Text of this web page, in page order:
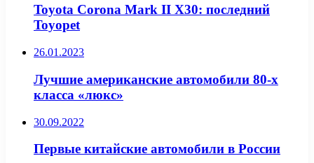
Toyota Corona Mark II Х30: последний
Toyopet
26.01.2023
Лучшие американские автомобили 80-х
класса «люкс»
30.09.2022
Первые китайские автомобили в России